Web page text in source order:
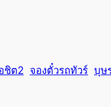
ชิต2 จองตั๋วรถทัวร์ บุษ